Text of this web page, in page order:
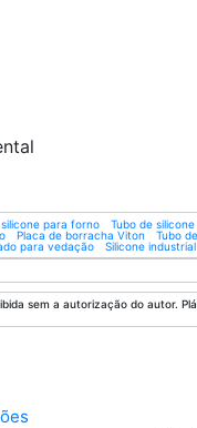
para forno Tubo de silicone
Placa de borracha Viton Tubo
para vedação
Silicone
sem a autorização do autor.